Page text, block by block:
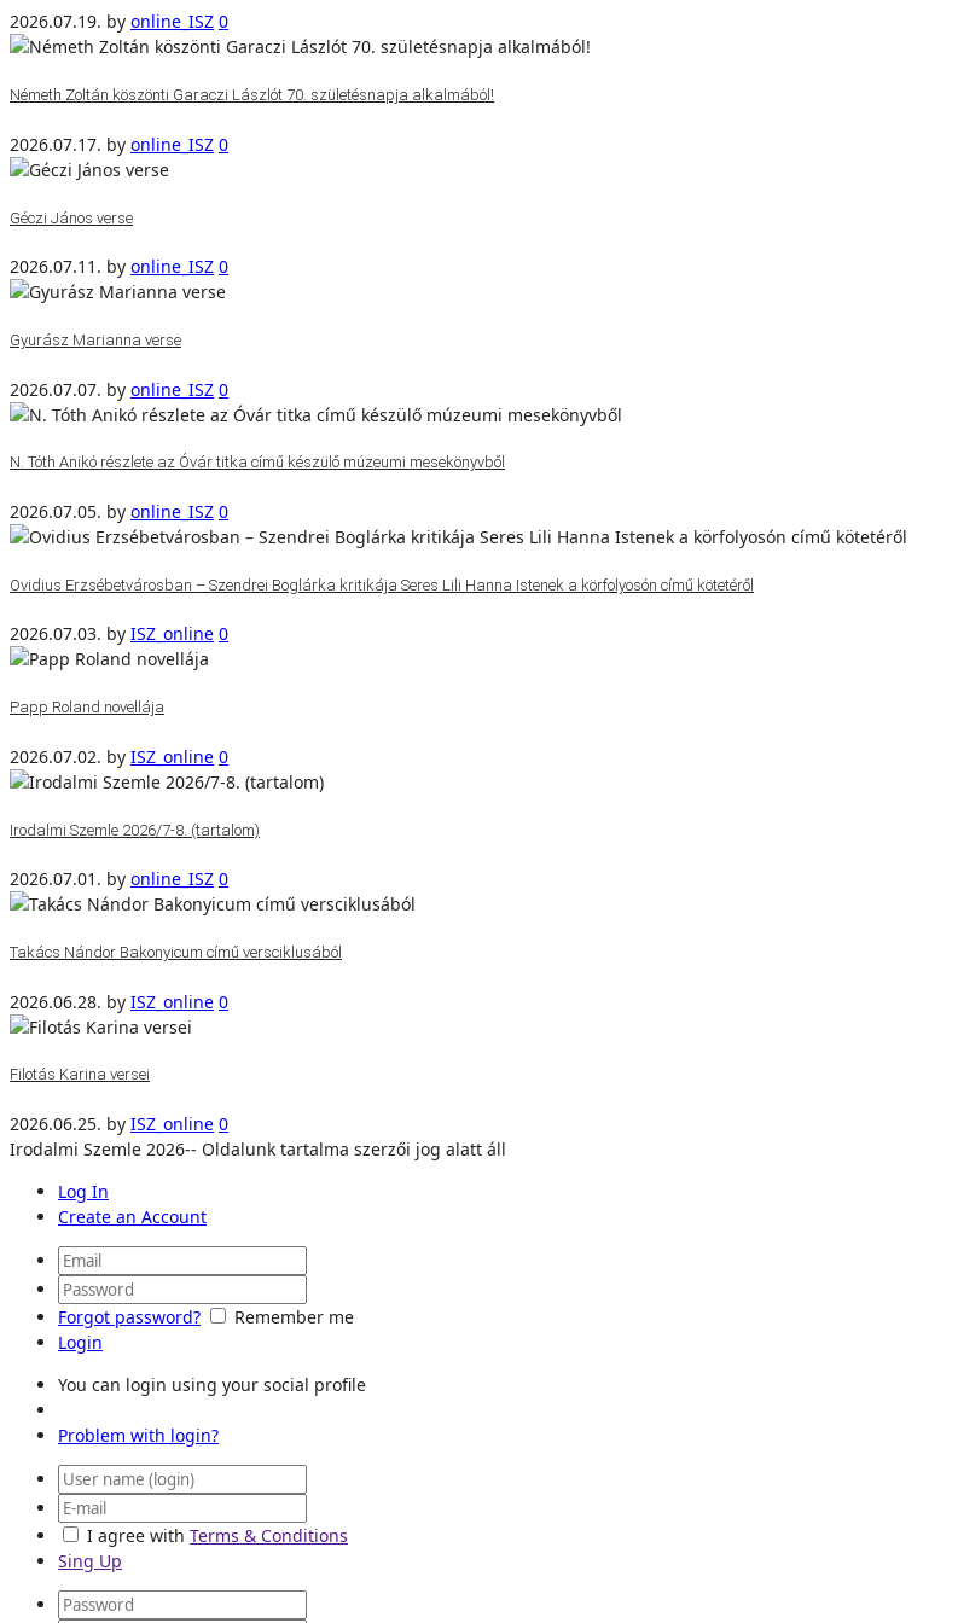
2026.07.19. by online_ISZ 0
Németh Zoltán köszönti Garaczi Lászlót 70. születésnapja alkalmából!
2026.07.17. by online_ISZ 0
Géczi János verse
2026.07.11. by online_ISZ 0
Gyurász Marianna verse
2026.07.07. by online_ISZ 0
N. Tóth Anikó részlete az Óvár titka című készülő múzeumi mesekönyvből
2026.07.05. by online_ISZ 0
Ovidius Erzsébetvárosban – Szendrei Boglárka kritikája Seres Lili Hanna Istenek a körfolyosón című kötetéről
2026.07.03. by ISZ_online 0
Papp Roland novellája
2026.07.02. by ISZ_online 0
Irodalmi Szemle 2026/7-8. (tartalom)
2026.07.01. by online_ISZ 0
Takács Nándor Bakonyicum című versciklusából
2026.06.28. by ISZ_online 0
Filotás Karina versei
2026.06.25. by ISZ_online 0
Irodalmi Szemle 2026-- Oldalunk tartalma szerzői jog alatt áll
Log In
Create an Account
Forgot password?
Remember me
Login
You can login using your social profile
Problem with login?
I agree with Terms & Conditions
Sing Up